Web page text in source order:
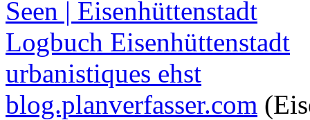
Seen | Eisenhüttenstadt
Logbuch Eisenhüttenstadt
urbanistiques ehst
blog.planverfasser.com